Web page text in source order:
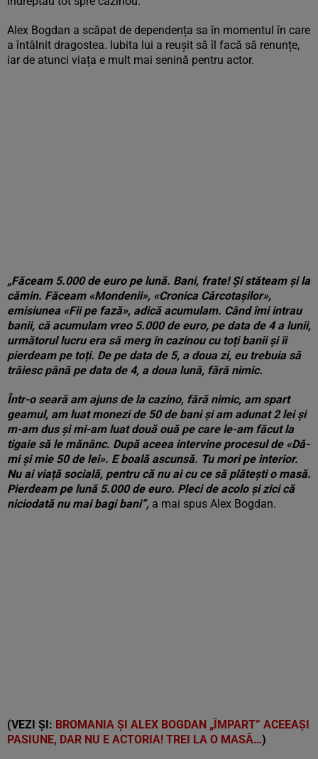
Alex Bogdan a scăpat de dependența sa în momentul în care
a întâlnit dragostea. Iubita lui a reușit să îl facă să renunțe,
iar de atunci viața e mult mai senină pentru actor.
„Făceam 5.000 de euro pe lună. Bani, frate! Și stăteam și la
cămin. Făceam «Mondenii», «Cronica Cârcotaşilor»,
emisiunea «Fii pe fază», adică acumulam. Când îmi intrau
banii, că acumulam vreo 5.000 de euro, pe data de 4 a lunii,
următorul lucru era să merg în cazinou cu toți banii și îi
pierdeam pe toți. De pe data de 5, a doua zi, eu trebuia să
trăiesc până pe data de 4, a doua lună, fără nimic.
Într-o seară am ajuns de la cazino, fără nimic, am spart
geamul, am luat monezi de 50 de bani şi am adunat 2 lei şi
m-am dus şi mi-am luat două ouă pe care le-am făcut la
tigaie să le mănânc. După aceea intervine procesul de «Dă-
mi și mie 50 de lei». E boală ascunsă. Tu mori pe interior.
Nu ai viață socială, pentru că nu ai cu ce să plătești o masă.
Pierdeam pe lună 5.000 de euro. Pleci de acolo și zici că
niciodată nu mai bagi bani”, a mai spus Alex Bogdan.
(VEZI ȘI: BROMANIA ȘI ALEX BOGDAN „ÎMPART” ACEEAȘI
PASIUNE, DAR NU E ACTORIA! TREI LA O MASĂ…)